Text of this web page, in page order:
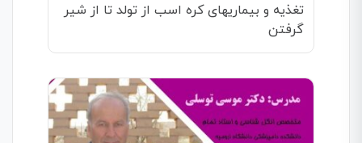
تغذیه و بیماریهای کره اسب از تولد تا از شیر
گرفتن